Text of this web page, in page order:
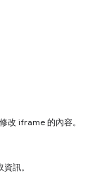
改 iframe 的內容。
訊。